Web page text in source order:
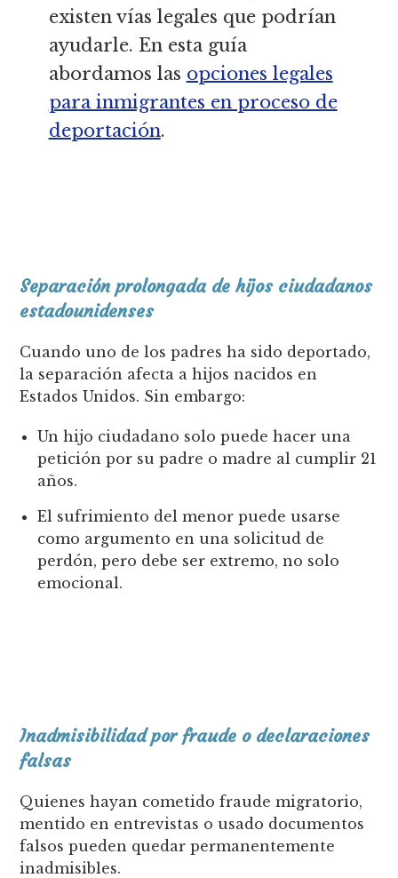
existen vías legales que podrían
ayudarle. En esta guía
abordamos las opciones legales
para inmigrantes en proceso de
deportación.
Separación prolongada de hijos ciudadanos
estadounidenses
Cuando uno de los padres ha sido deportado,
la separación afecta a hijos nacidos en
Estados Unidos. Sin embargo:
Un hijo ciudadano solo puede hacer una
petición por su padre o madre al cumplir 21
años.
El sufrimiento del menor puede usarse
como argumento en una solicitud de
perdón, pero debe ser extremo, no solo
emocional.
Inadmisibilidad por fraude o declaraciones
falsas
Quienes hayan cometido fraude migratorio,
mentido en entrevistas o usado documentos
falsos pueden quedar permanentemente
inadmisibles.